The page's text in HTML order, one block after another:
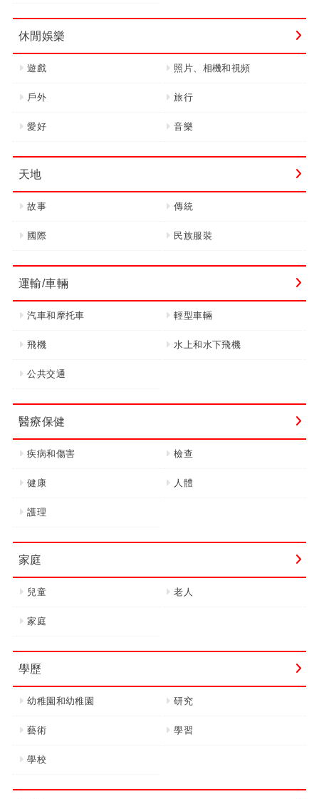
休閒娛樂
遊戲 照片、相機和視頻
戶外 旅行
愛好 音樂
天地
故事 傳統
國際 民族服裝
運輸/車輛
汽車和摩托車 輕型車輛
飛機 水上和水下飛機
公共交通
醫療保健
疾病和傷害 檢查
健康 人體
護理
家庭
兒童 老人
家庭
學歷
幼稚園和幼稚園 研究
藝術 學習
學校